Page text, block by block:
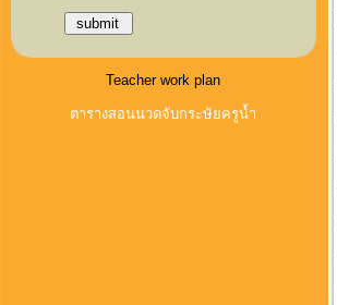
Teacher work plan
ตารางสอนนวดจับกระษัยครูน้ำ